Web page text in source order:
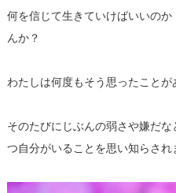
何を信じて生きていけばいいの
んか？
わたしは何度もそう思ったことが
そのたびにじぶんの弱さや嫌だ
つ自分がいることを思い知らされ